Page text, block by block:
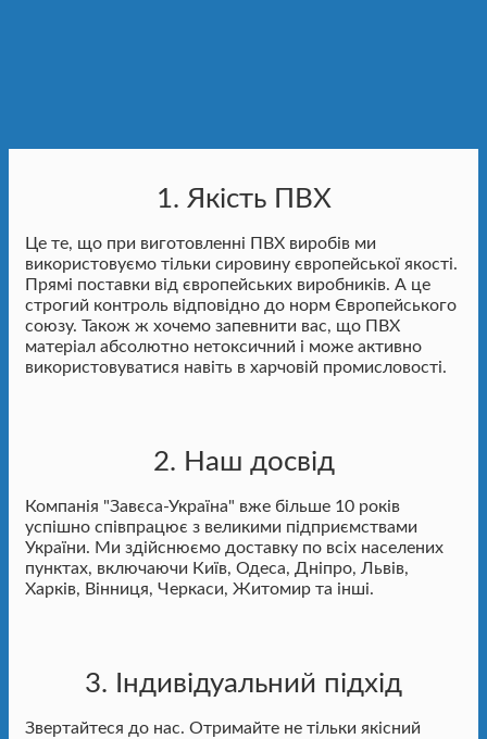
1. Якість ПВХ
Це те, що при виготовленні ПВХ виробів ми
використовуємо тільки сировину європейської якості.
Прямі поставки від європейських виробників. А це
строгий контроль відповідно до норм Європейського
союзу. Також ж хочемо запевнити вас, що ПВХ
матеріал абсолютно нетоксичний і може активно
використовуватися навіть в харчовій промисловості.
2. Наш досвід
Компанія "Завєса-Україна" вже більше 10 років
успішно співпрацює з великими підприємствами
України. Ми здійснюємо доставку по всіх населених
пунктах, включаючи Київ, Одеса, Дніпро, Львів,
Харків, Вінниця, Черкаси, Житомир та інші.
3. Індивідуальний підхід
Звертайтеся до нас. Отримайте не тільки якісний